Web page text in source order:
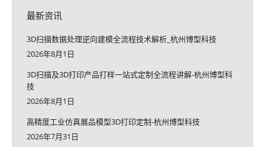
最新资讯
3D扫描数据处理逆向建模全流程技术解析_杭州博型科技
2026年8月1日
3D扫描及3D打印产品打样一站式定制全流程讲解-杭州博型科
技
2026年8月1日
高精度工业仿真展品模型3D打印定制-杭州博型科技
2026年7月31日